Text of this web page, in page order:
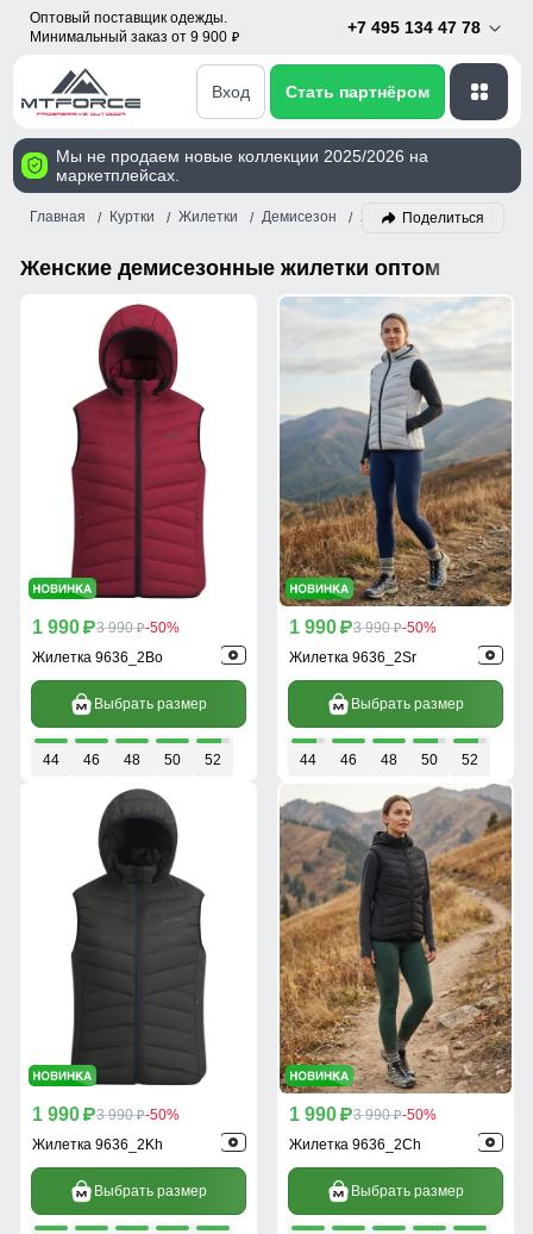
Оптовый поставщик одежды.
Минимальный заказ от 9 900 p
+7 495 134 47 78
Вход Стать партнёром
Мы не продаем новые коллекции 2025/2026 на
маркетплейсах.
Главная Куртки Жилетки Демисезон ЖенскийПоделиться
Женские демисезонные жилетки оптом
1 990 p3 990 p-50%
Жилетка 9636_2Bo
Выбрать размер
44 46 48 50 52
1 990 p3 990 p-50%
Жилетка 9636_2Sr
Выбрать размер
44 46 48 50 52
1 990 p3 990 p-50%
Жилетка 9636_2Kh
Выбрать размер
1 990 p3 990 p-50%
Жилетка 9636_2Ch
Выбрать размер